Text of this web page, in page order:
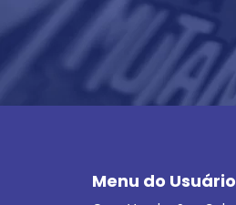
Menu do Usuário